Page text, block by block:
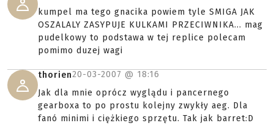
kumpel ma tego gnacika powiem tyle SMIGA JAK
OSZALALY ZASYPUJE KULKAMI PRZECIWNIKA... mag
pudelkowy to podstawa w tej replice polecam
pomimo duzej wagi
thorien20-03-2007 @ 18:16
Jak dla mnie oprócz wyglądu i pancernego
gearboxa to po prostu kolejny zwykły aeg. Dla
fanó minimi i ciężkiego sprzętu. Tak jak barret:D